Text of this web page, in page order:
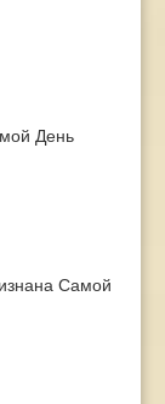
День
Самой